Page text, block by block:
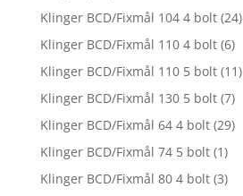
Klinger BCD/Fixmål 104 4 bolt (24)
Klinger BCD/Fixmål 110 4 bolt (6)
Klinger BCD/Fixmål 110 5 bolt (11)
Klinger BCD/Fixmål 130 5 bolt (7)
Klinger BCD/Fixmål 64 4 bolt (29)
Klinger BCD/Fixmål 74 5 bolt (1)
Klinger BCD/Fixmål 80 4 bolt (3)